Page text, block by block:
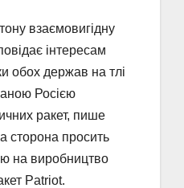
взаємовигідну
інтересам
обох держав на тлі
Росією
ракет, пише
сторона просить
на виробництво
Patriot.